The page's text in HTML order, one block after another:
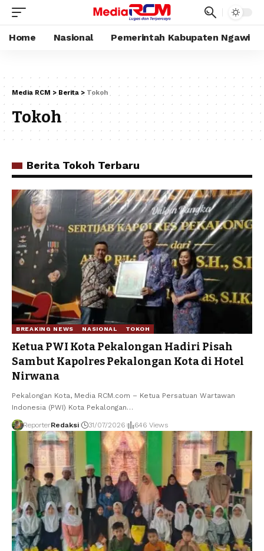
Home Nasional Pemerintah Kabupaten Ngawi
Media RCM > Berita > Tokoh
Tokoh
Berita Tokoh Terbaru
BREAKING NEWS NASIONAL TOKOH
Ketua PWI Kota Pekalongan Hadiri Pisah
Sambut Kapolres Pekalongan Kota di Hotel
Nirwana
Pekalongan Kota, Media RCM.com – Ketua Persatuan Wartawan
Indonesia (PWI) Kota Pekalongan…
ReporterRedaksi 31/07/2026 646 Views